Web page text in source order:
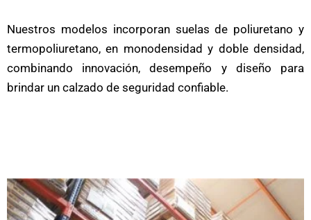
Nuestros modelos incorporan suelas de poliuretano y
termopoliuretano, en monodensidad y doble densidad,
combinando innovación, desempeño y diseño para
brindar un calzado de seguridad confiable.